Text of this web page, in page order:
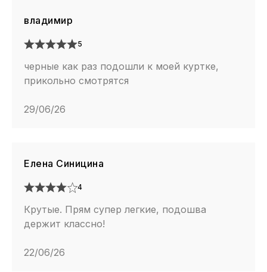
владимир
5
черные как раз подошли к моей куртке,
прикольно смотрятся
29/06/26
Елена Синицина
4
Крутые. Прям супер легкие, подошва
держит классно!
22/06/26